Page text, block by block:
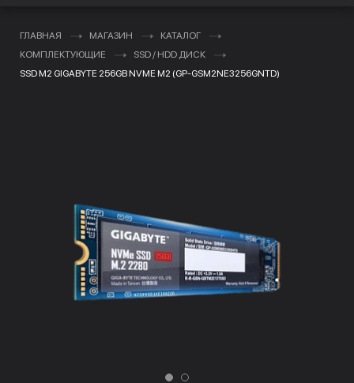
ГЛАВНАЯ МАГАЗИН
КАТАЛОГ
КОМПЛЕКТУЮЩИЕ
SSD / HDD ДИСК
SSD M2 GIGABYTE 256GB NVME M2 (GP-GSM2NE3256GNTD)